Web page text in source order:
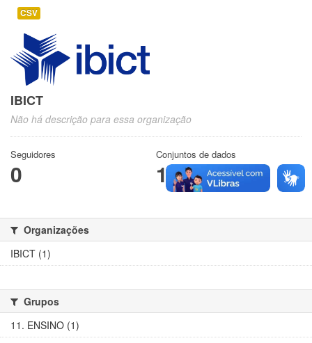
CSV
IBICT
Não há descrição para essa organização
Seguidores
0
Conjuntos de dados
1
Organizações
IBICT (1)
Grupos
11. ENSINO (1)